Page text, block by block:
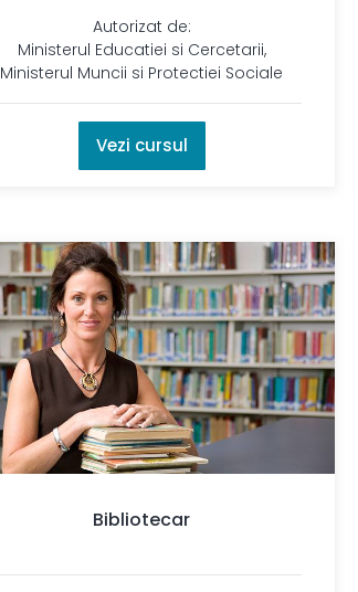
Autorizat de:
Ministerul Educatiei si Cercetarii,
Ministerul Muncii si Protectiei Sociale
Vezi cursul
Bibliotecar